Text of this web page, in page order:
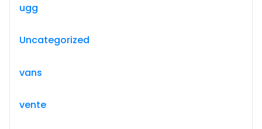
ugg
Uncategorized
vans
vente